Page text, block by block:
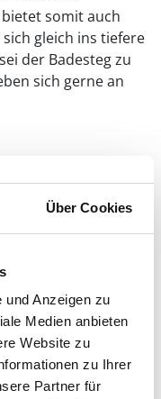
Über Cookies
und Anzeigen zu
Medien anbieten
Website zu
zu Ihrer
Partner für
somit auch
gleich ins tiefere
der Badesteg zu
sich gerne an
Blick auf die
können Sie um
Sie dem
Täler und
Besuchen Sie
Mit einer
als der